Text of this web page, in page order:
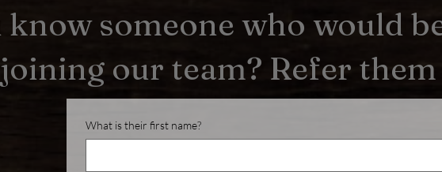
know someone who would
joining our team? Refer
What is their first name?